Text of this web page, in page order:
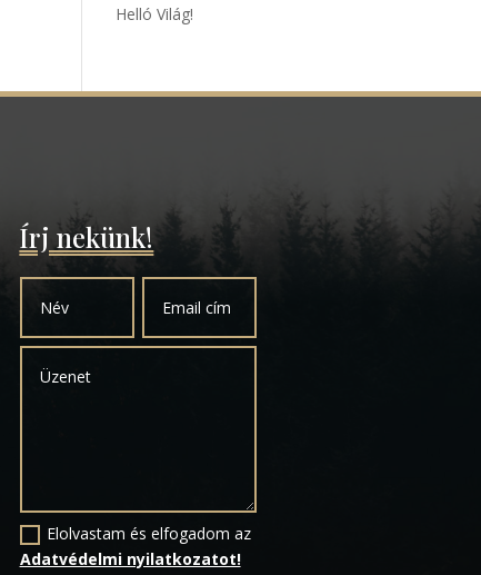
Helló Világ!
Írj nekünk!
Elolvastam és elfogadom az
Adatvédelmi nyilatkozatot!